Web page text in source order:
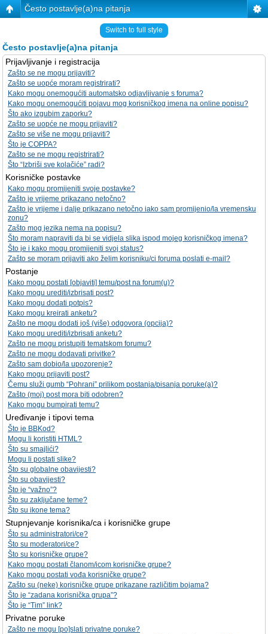
Često postavlje(a)na pitanja
Switch to full style
Često postavlje(a)na pitanja
Prijavljivanje i registracija
Zašto se ne mogu prijaviti?
Zašto se uopće moram registrirati?
Kako mogu onemogućiti automatsko odjavljivanje s foruma?
Kako mogu onemogućiti pojavu mog korisničkog imena na online popisu?
Što ako izgubim zaporku?
Zašto se uopće ne mogu prijaviti?
Zašto se više ne mogu prijaviti?
Što je COPPA?
Zašto se ne mogu registrirati?
Što “Izbriši sve kolačiće” radi?
Korisničke postavke
Kako mogu promijeniti svoje postavke?
Zašto je vrijeme prikazano netočno?
Zašto je vrijeme i dalje prikazano netočno iako sam promijenio/la vremensku
zonu?
Zašto mog jezika nema na popisu?
Što moram napraviti da bi se vidjela slika ispod mojeg korisničkog imena?
Što je i kako mogu promijeniti svoj status?
Zašto se moram prijaviti ako želim korisniku/ci foruma poslati e-mail?
Postanje
Kako mogu postati [objaviti] temu/post na forum(u)?
Kako mogu urediti/izbrisati post?
Kako mogu dodati potpis?
Kako mogu kreirati anketu?
Zašto ne mogu dodati još (više) odgovora (opcija)?
Kako mogu urediti/izbrisati anketu?
Zašto ne mogu pristupiti tematskom forumu?
Zašto ne mogu dodavati privitke?
Zašto sam dobio/la upozorenje?
Kako mogu prijaviti post?
Čemu služi gumb “Pohrani” prilikom postanja/pisanja poruke(a)?
Zašto (moj) post mora biti odobren?
Kako mogu bumpirati temu?
Uređivanje i tipovi tema
Što je BBKod?
Mogu li koristiti HTML?
Što su smajlići?
Mogu li postati slike?
Što su globalne obavijesti?
Što su obavijesti?
Što je “važno”?
Što su zaključane teme?
Što su ikone tema?
Stupnjevanje korisnika/ca i korisničke grupe
Što su administratori/ce?
Što su moderatori/ce?
Što su korisničke grupe?
Kako mogu postati članom/icom korisničke grupe?
Kako mogu postati vođa korisničke grupe?
Zašto su (neke) korisničke grupe prikazane različitim bojama?
Što je “zadana korisnička grupa”?
Što je “Tim” link?
Privatne poruke
Zašto ne mogu [po]slati privatne poruke?